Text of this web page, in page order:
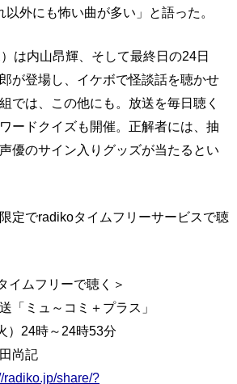
以外にも怖い曲が多い」と語った。
は内山昂輝、そして最終日の24日
が登場し、イケボで怪談話を聴かせ
では、この他にも。放送を毎日聴く
ードクイズも開催。正解者には、抽
優のサイン入りグッズが当たるとい
定でradikoタイムフリーサービスで聴
イムフリーで聴く＞
「ミュ～コミ＋プラス」
）24時～24時53分
尚記
radiko.jp/share/?